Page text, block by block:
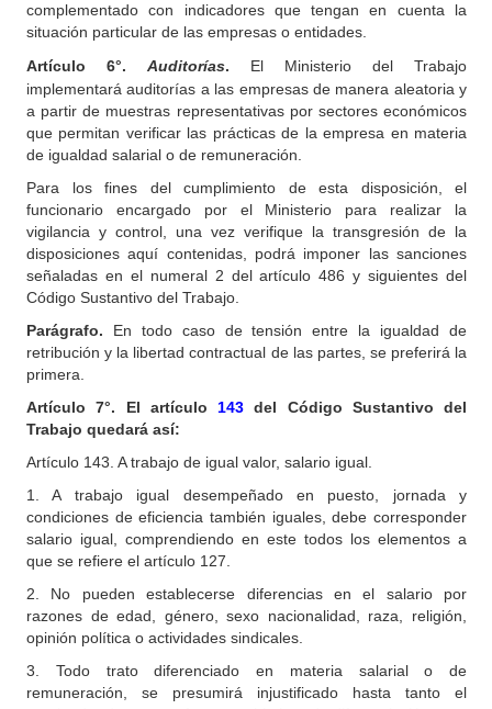
complementado con indicadores que tengan en cuenta la
situación particular de las empresas o entidades.
Artículo
6°. Auditorías. El Ministerio del Trabajo
implementará auditorías a las empresas de manera aleatoria y
a partir de muestras representativas por sectores económicos
que permitan verificar las prácticas de la empresa en materia
de igualdad salarial o de remuneración.
Para los fines del cumplimiento de esta disposición, el
funcionario encargado por el Ministerio para realizar la
vigilancia y control, una vez verifique la transgresión de la
disposiciones aquí contenidas, podrá imponer las sanciones
señaladas en el numeral 2 del artículo 486 y siguientes del
Código Sustantivo del Trabajo.
Parágrafo. En todo caso de tensión entre la igualdad de
retribución y la libertad contractual de las partes, se preferirá la
primera.
Artículo7°. El artículo 143 del Código Sustantivo del
Trabajo quedará así:
Artículo 143. A trabajo de igual valor, salario igual.
1. A trabajo igual desempeñado en puesto, jornada y
condiciones de eficiencia también iguales, debe corresponder
salario igual, comprendiendo en este todos los elementos a
que se refiere el artículo 127.
2. No pueden establecerse diferencias en el salario por
razones de edad, género, sexo nacionalidad, raza, religión,
opinión política o actividades sindicales.
3. Todo trato diferenciado en materia salarial o de
remuneración, se presumirá injustificado hasta tanto el